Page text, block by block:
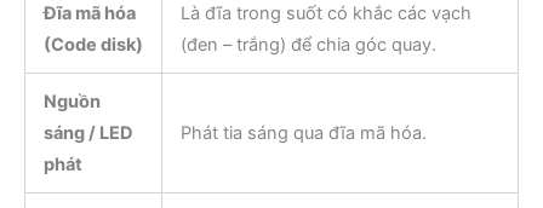
Đĩa mã hóa
(Code disk)
Là đĩa trong suốt có khắc các vạch
(đen – trắng) để chia góc quay.
Nguồn
sáng / LED
phát
Phát tia sáng qua đĩa mã hóa.